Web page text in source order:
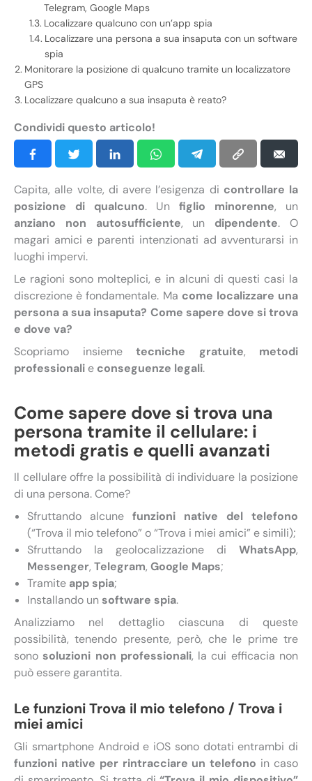
Telegram, Google Maps
Localizzare qualcuno con un’app spia
Localizzare una persona a sua insaputa con un software
spia
Monitorare la posizione di qualcuno tramite un localizzatore
GPS
Localizzare qualcuno a sua insaputa è reato?
Condividi questo articolo!
Capita, alle volte, di avere l’esigenza di controllare la
posizione di qualcuno. Un figlio minorenne, un
anziano non autosufficiente, un dipendente. O
magari amici e parenti intenzionati ad avventurarsi in
luoghi impervi.
Le ragioni sono molteplici, e in alcuni di questi casi la
discrezione è fondamentale. Ma come localizzare una
persona a sua insaputa? Come sapere dove si trova
e dove va?
Scopriamo insieme tecniche gratuite, metodi
professionali e conseguenze legali.
Come sapere dove si trova una
persona tramite il cellulare: i
metodi gratis e quelli avanzati
Il cellulare offre la possibilità di individuare la posizione
di una persona. Come?
Sfruttando alcunefunzioni native del telefono
(“Trova il mio telefono” o “Trova i miei amici” e simili);
Sfruttando la geolocalizzazione di WhatsApp,
Messenger,Telegram,Google Maps;
Tramite app spia;
Installando un software spia.
Analizziamo nel dettaglio ciascuna di queste
possibilità, tenendo presente, però, che le prime tre
sono soluzioni non professionali, la cui efficacia non
può essere garantita.
Le funzioni Trova il mio telefono / Trova i
miei amici
Gli smartphone Android e iOS sono dotati entrambi di
funzioni native per rintracciare un telefono in caso